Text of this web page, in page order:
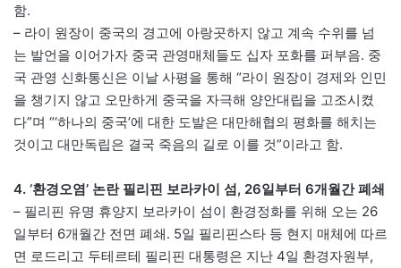
함.
– 라이 원장이 중국의 경고에 아랑곳하지 않고 계속 수위를 넘
는 발언을 이어가자 중국 관영매체들도 십자 포화를 퍼부음. 중
국 관영 신화통신은 이날 사평을 통해 “라이 원장이 경제와 인민
을 챙기지 않고 오만하게 중국을 자극해 양안대립을 고조시켰
다”며 “‘하나의 중국’에 대한 도발은 대만해협의 평화를 해치는
것이고 대만독립은 결국 죽음의 길로 이를 것”이라고 함.
4. ‘환경오염’ 논란 필리핀 보라카이 섬, 26일부터 6개월간 폐쇄
– 필리핀 유명 휴양지 보라카이 섬이 환경정화를 위해 오는 26
일부터 6개월간 전면 폐쇄. 5일 필리핀스타 등 현지 매체에 따르
면 로드리고 두테르테 필리핀 대통령은 지난 4일 환경자원부,